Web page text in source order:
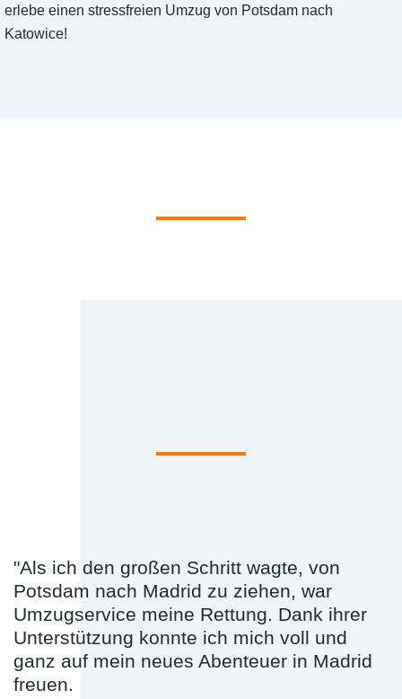
erlebe einen stressfreien Umzug von Potsdam nach
Katowice!
"Als ich den großen Schritt wagte, von
Potsdam nach Madrid zu ziehen, war
Umzugservice meine Rettung. Dank ihrer
Unterstützung konnte ich mich voll und
ganz auf mein neues Abenteuer in Madrid
freuen.